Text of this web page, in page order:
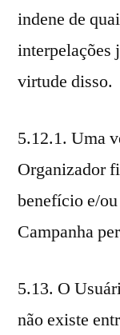
indene de
interpelações
virtude disso.
5.12.1. Uma
Organizador
benefício e/
Campanha
5.13. O
não existe